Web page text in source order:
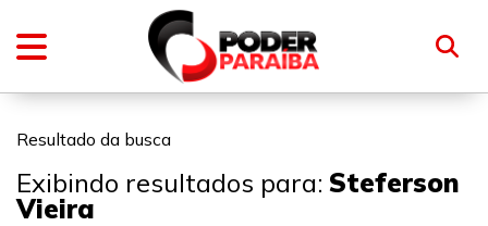
Resultado da busca
Exibindo resultados para: Steferson
Vieira